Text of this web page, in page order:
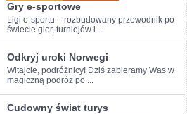
Gry e-sportowe
Ligi e-sportu – rozbudowany przewodnik po
świecie gier, turniejów i ...
Odkryj uroki Norwegi
Witajcie, podróżnicy! Dziś ⁤zabieramy Was⁤ w
magiczną podróż po ...
Cudowny świat turys